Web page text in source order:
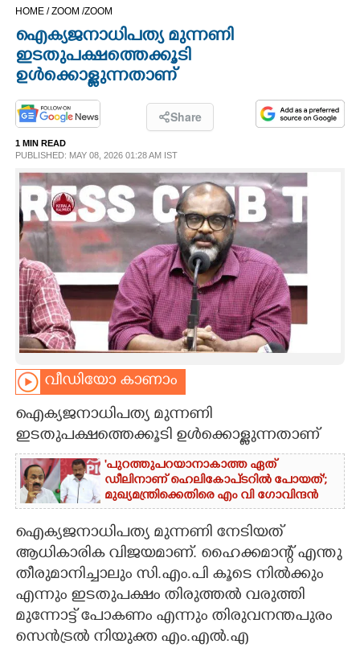
OPINION
PHOTOS
LIFESTYLE
SPIRITUAL
INFO+
ART
ASTRO
CARTOONS
LITERATURE
ZOOM
CONTACT US
HOME /ZOOM /ZOOM
ഐക്യജനാധിപത്യ മുന്നണി
ഇടതുപക്ഷത്തെക്കൂടി
ഉൾക്കൊള്ളുന്നതാണ്
Share
1 MIN READ
PUBLISHED: MAY 08, 2026 01:28 AM IST
വീഡിയോ കാണാം
ഐക്യജനാധിപത്യ മുന്നണി
ഇടതുപക്ഷത്തെക്കൂടി ഉൾക്കൊള്ളുന്നതാണ്
'പുറത്തുപറയാനാകാത്ത ഏത്
ഡീലിനാണ് ഹെലികോപ്‌ടറിൽ പോയത്';
മുഖ്യമന്ത്രിക്കെതിരെ എം വി ഗോവിന്ദൻ
ഐക്യജനാധിപത്യ മുന്നണി നേടിയത്
ആധികാരിക വിജയമാണ്. ഹൈക്കമാന്റ് എന്തു
തീരുമാനിച്ചാലും സി.എം.പി കൂടെ നിൽക്കും
എന്നും ഇടതുപക്ഷം തിരുത്തൽ വരുത്തി
മുന്നോട്ട് പോകണം എന്നും തിരുവനന്തപുരം
സെൻട്രൽ നിയുക്ത എം.എൽ.എ